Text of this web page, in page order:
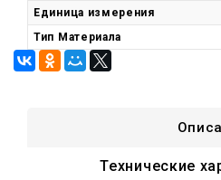
Единица измерения
Тип Материала
Технические